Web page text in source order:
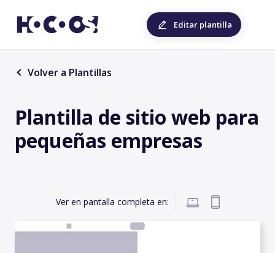
Editar plantilla
Volver a Plantillas
Plantilla de sitio web para
pequeñas empresas
Ver en pantalla completa en: